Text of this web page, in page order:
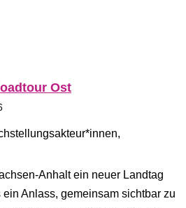
Ost
Anhalt ein neuer Landtag
Anlass, gemeinsam sichtbar zu